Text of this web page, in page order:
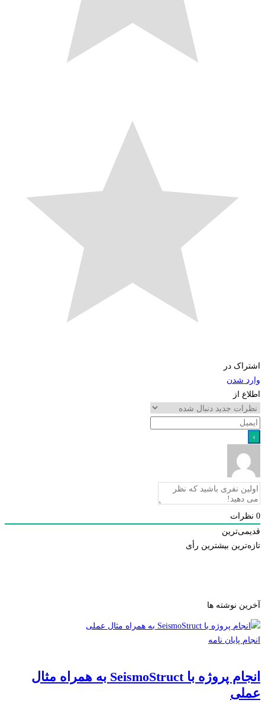
در
شدن
از
بیشترین رأی
نوشته ها
پایان نامه
انجام پروژه با SeismoStruct به همراه مثال